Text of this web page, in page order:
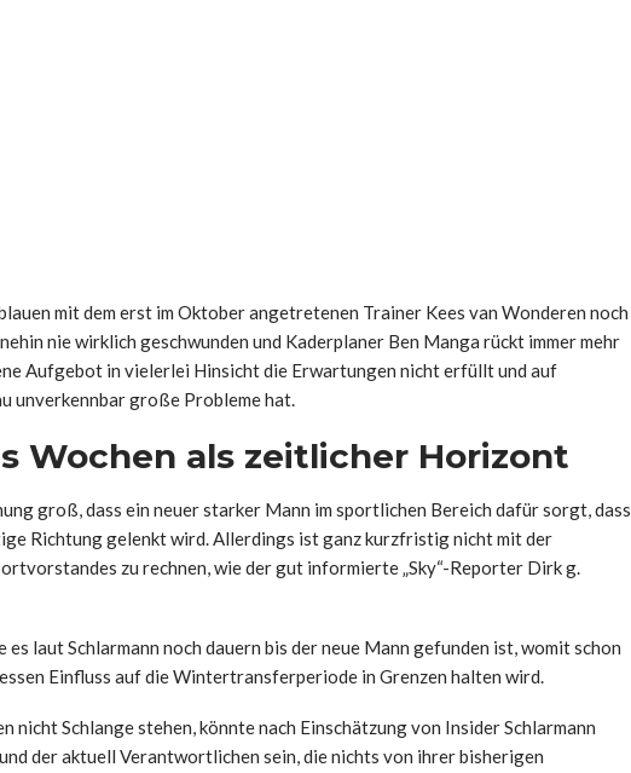
mit dem erst im Oktober angetretenen Trainer Kees van Wonderen noch
nie wirklich geschwunden und Kaderplaner Ben Manga rückt immer mehr
Aufgebot in vielerlei Hinsicht die Erwartungen nicht erfüllt und auf
unverkennbar große Probleme hat.
Wochen als zeitlicher Horizont
groß, dass ein neuer starker Mann im sportlichen Bereich dafür sorgt, dass
Richtung gelenkt wird. Allerdings ist ganz kurzfristig nicht mit der
zu rechnen, wie der gut informierte „Sky“-Reporter Dirk g.
es laut Schlarmann noch dauern bis der neue Mann gefunden ist, womit schon
Einfluss auf die Wintertransferperiode in Grenzen halten wird.
nicht Schlangestehen, könnte nach Einschätzung von Insider Schlarmann
der aktuell Verantwortlichen sein, die nichts von ihrer bisherigen